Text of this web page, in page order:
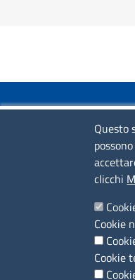
COLLEGAMENTI
Colloqui di primo
Colloqui specialistici
Sportelli territoriali
Questo
clicchi
Cookie
Cookie